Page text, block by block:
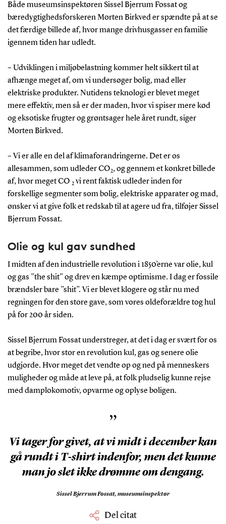
Både museumsinspektøren Sissel Bjerrum Fossat og
bæredygtighedsforskeren Morten Birkved er spændte på at se
det færdige billede af, hvor mange drivhusgasser en familie
igennem tiden har udledt.
– Udviklingen i miljøbelastning kommer helt sikkert til at
afhænge meget af, om vi undersøger bolig, mad eller
elektriske produkter. Nutidens teknologi er blevet meget
mere effektiv, men så er der maden, hvor vi spiser mere kød
og eksotiske frugter og grøntsager hele året rundt, siger
Morten Birkved.
– Vi er alle en del af klimaforandringerne. Det er os
allesammen, som udleder CO2, og gennem et konkret billede
af, hvor meget CO 2vi rent faktisk udleder inden for
forskellige segmenter som bolig, elektriske apparater og mad,
ønsker vi at give folk et redskab til at agere ud fra, tilføjer Sissel
Bjerrum Fossat.
Olie og kul gav sundhed
I midten af den industrielle revolution i 1850’erne var olie, kul
og gas ”the shit” og drev en kæmpe optimisme. I dag er fossile
brændsler bare ”shit”. Vi er blevet klogere og står nu med
regningen for den store gave, som vores oldeforældre tog hul
på for 200 år siden.
Sissel Bjerrum Fossat understreger, at det i dag er svært for os
at begribe, hvor stor en revolution kul, gas og senere olie
udgjorde. Hvor meget det vendte op og ned på menneskers
muligheder og måde at leve på, at folk pludselig kunne rejse
med damplokomotiv, opvarme og oplyse boligen.
”
Vi tager for givet, at vi midt i december kan
gå rundt i T-shirt indenfor, men det kunne
man jo slet ikke drømme om dengang.
Sissel Bjerrum Fossat, museumsinspektør
Del citat